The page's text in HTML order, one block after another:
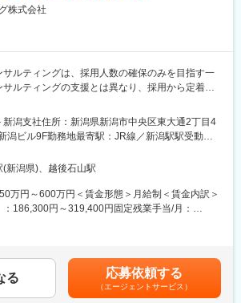
て採用の手法や媒体、代理店などで、ご提案
の方が行う採用と育成と定着を代用しています。
務は行っていません）
っておらず、お任せします。開拓方法も自由！社
アポを取り訪問していることが多いです。
キルがあればリードを集めるためにセミナーやイ
とも可能。
出発→訪問の流れ＞
株式会社
サルティングは、採用人数の確保のみを目指す一
ルティングの支援とは異なり、採用から定着ま
化が必要であり、採用ファーストで取組まれる企
行実現支援します。
「組織づくり・チームづくり」を通じて組織を活
組織の可能性を引き出すことで、企業の持続可
支援をします。ディスカッションやインタビュー
解決すべき課題を特定し、課題解決に向けた研修
れる方法を明確化
用市場（求職者心理）を正しく理解し、現状との
することで、人手不足で悩んでいる会社の『人材
新潟支社住所：新潟県新潟市中央区東大通2丁目4
潟ビル9F勤務地最寄駅：JR線／新潟駅駅受動喫
面禁煙変更の範囲：会社の定める事業所
新潟県)、越後石山駅
万円～600万円＜賃金形態＞月給制＜賃金内訳＞
：186,300円～319,400円固定残業手当/月：
固定残業代を含む/超過分は全額支給※経験・能
考慮の上、決定いたします■昇給：年1回■賞与：
回）賃金はあくまでも目安の金額であり、選考を
る 応募依頼する
（エージェントサービス）